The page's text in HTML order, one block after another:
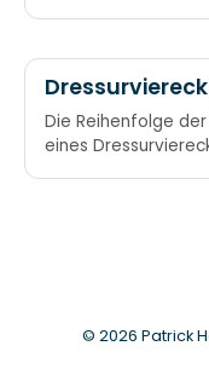
Die beiden
Katz und Maus (KM).
Die Reihenfolge
eines
© 2026 Patrick